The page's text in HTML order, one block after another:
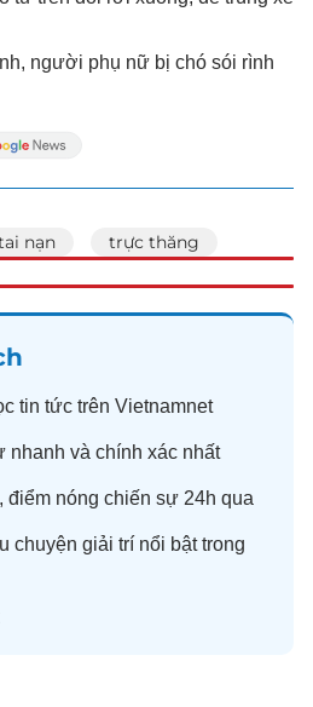
người phụ nữ bị chó sói rình
nạn trực thăng
tin tức trên Vietnamnet
nhanh và chính xác nhất
, điểm nóng chiến sự 24h qua
chuyện giải trí nổi bật trong